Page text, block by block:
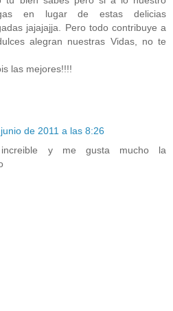
en lugar de estas delicias
jajajajja. Pero todo contribuye a
alegran nuestras Vidas, no te
las mejores!!!!
de 2011 a las 8:26
y me gusta mucho la